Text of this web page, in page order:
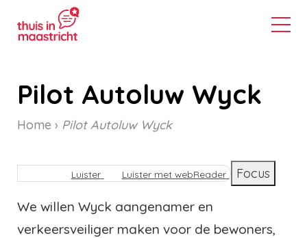
Pilot Autoluw Wyck
Kruimelpad
Home Pilot Autoluw Wyck
Luister Luister met webReader Focus
We willen Wyck aangenamer en
verkeersveiliger maken voor de bewoners,